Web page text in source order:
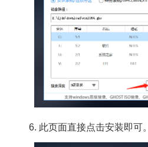
6. 此页面直接点击安装即可。